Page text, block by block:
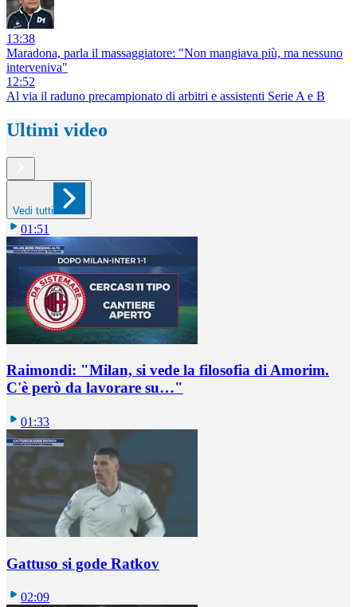
13:38
Maradona, parla il massaggiatore: "Non mangiava più, ma nessuno
interveniva"
12:52
Al via il raduno precampionato di arbitri e assistenti Serie A e B
Ultimi video
Vedi tutti
01:51
Raimondi: "Milan, si vede la filosofia di Amorim.
C'è però da lavorare su…"
01:33
Gattuso si gode Ratkov
02:09